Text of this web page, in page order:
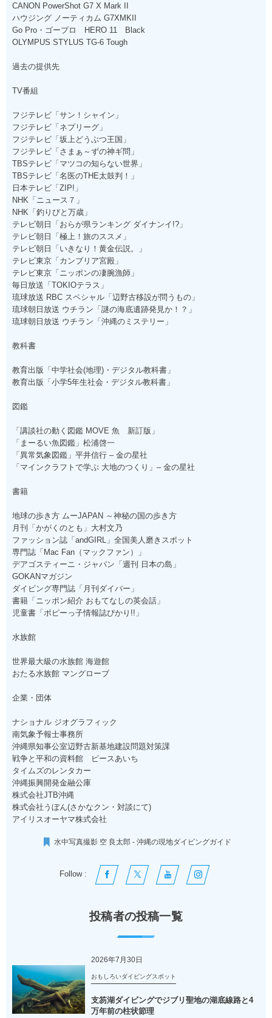
CANON PowerShot G7 X Mark II
ハウジング ノーティカム G7XMKII
Go Pro・ゴープロ HERO 11 Black
OLYMPUS STYLUS TG-6 Tough
過去の提供先
TV番組
フジテレビ「サン！シャイン」
フジテレビ「ネプリーグ」
フジテレビ「坂上どうぶつ王国」
フジテレビ「さまぁ～ずの神ギ問」
TBSテレビ「マツコの知らない世界」
TBSテレビ「名医のTHE太鼓判！」
日本テレビ「ZIP!」
NHK「ニュース７」
NHK「釣りびと万歳」
テレビ朝日「おらが県ランキング ダイナンイ!?」
テレビ朝日「極上！旅のススメ」
テレビ朝日「いきなり！黄金伝説。」
テレビ東京「カンブリア宮殿」
テレビ東京「ニッポンの凄腕漁師」
毎日放送「TOKIOテラス」
琉球放送 RBC スペシャル「辺野古移設が問うもの」
琉球朝日放送 ウチラン「謎の海底遺跡発見か！？」
琉球朝日放送 ウチラン「沖縄のミステリー」
教科書
教育出版「中学社会(地理)・デジタル教科書」
教育出版「小学5年生社会・デジタル教科書」
図鑑
「講談社の動く図鑑 MOVE 魚 新訂版」
「まーるい魚図鑑」松浦啓一
「異常気象図鑑」平井信行 – 金の星社
「マインクラフトで学ぶ 大地のつくり」– 金の星社
書籍
地球の歩き方 ムーJAPAN ～神秘の国の歩き方
月刊「かがくのとも」大村文乃
ファッション誌「andGIRL」全国美人磨きスポット
専門誌「Mac Fan（マックファン）」
デアゴスティーニ・ジャパン「週刊 日本の島」
GOKANマガジン
ダイビング専門誌「月刊ダイバー」
書籍「ニッポン紹介 おもてなしの英会話」
児童書「ポピーっ子情報誌ぴかり!!」
水族館
世界最大級の水族館 海遊館
おたる水族館 マングローブ
企業・団体
ナショナル ジオグラフィック
南気象予報士事務所
沖縄県知事公室辺野古新基地建設問題対策課
戦争と平和の資料館 ピースあいち
タイムズのレンタカー
沖縄振興開発金融公庫
株式会社JTB沖縄
株式会社うぼん(さかなクン・対談にて)
アイリスオーヤマ株式会社
水中写真撮影 空 良太郎 - 沖縄の現地ダイビングガイド
Follow :
投稿者の投稿一覧
2026年7月30日
おもしろいダイビングスポット
支笏湖ダイビングでジブリ聖地の湖底線路と4
万年前の柱状節理